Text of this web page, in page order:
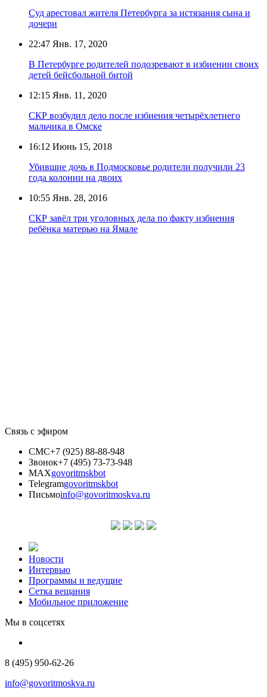
Суд арестовал жителя Петербурга за истязания сына и
дочери
22:47 Янв. 17, 2020
В Петербурге родителей подозревают в избиении своих
детей бейсбольной битой
12:15 Янв. 11, 2020
СКР возбудил дело после избиения четырёхлетнего
мальчика в Омске
16:12 Июнь 15, 2018
Убившие дочь в Подмосковье родители получили 23
года колонии на двоих
10:55 Янв. 28, 2016
СКР завёл три уголовных дела по факту избиения
ребёнка матерью на Ямале
Связь с эфиром
СМС+7 (925) 88-88-948
Звонок+7 (495) 73-73-948
MAXgovoritmskbot
Telegramgovoritmskbot
Письмоinfo@govoritmoskva.ru
Новости
Интервью
Программы и ведущие
Сетка вещания
Мобильное приложение
Мы в соцсетях
8 (495) 950-62-26
info@govoritmoskva.ru